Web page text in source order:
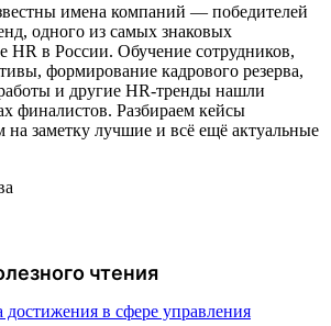
имена компаний — победителей
одного из самых знаковых
HR в России. Обучение сотрудников,
формирование кадрового резерва,
и другие HR-тренды нашли
финалистов. Разбираем кейсы
на заметку лучшие и всё ещё актуальные
чтения
достижения в сфере управления